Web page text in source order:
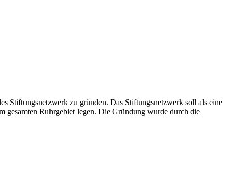
Stiftungsnetzwerk zu gründen. Das Stiftungsnetzwerk soll als eine
gesamten Ruhrgebiet legen. Die Gründung wurde durch die